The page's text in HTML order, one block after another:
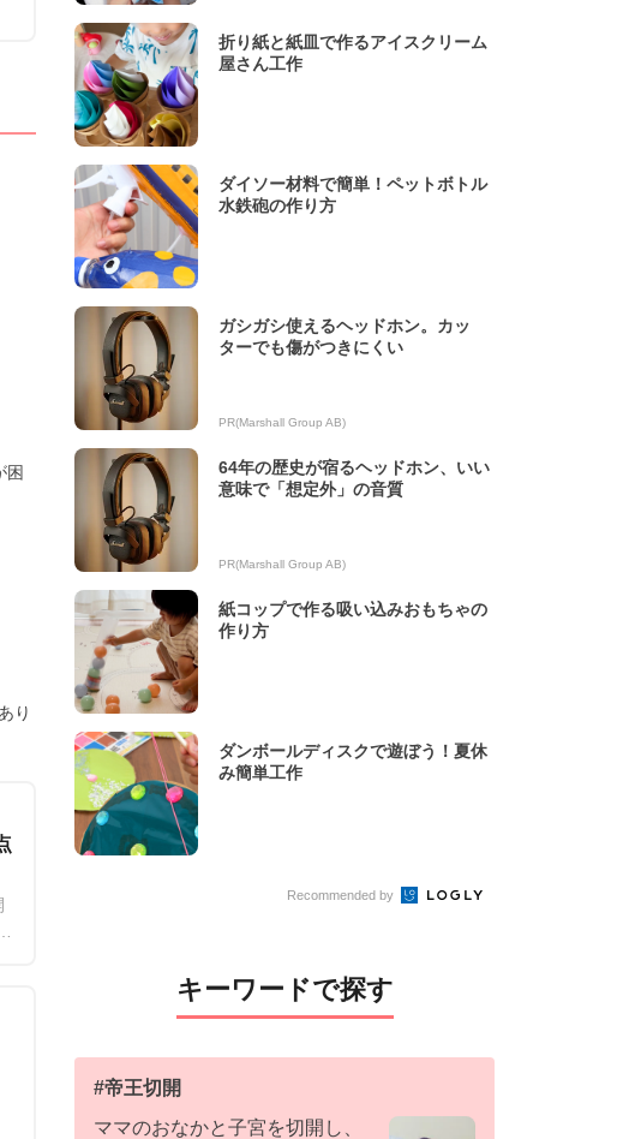
困
り
折り紙と紙皿で作るアイスクリーム
屋さん工作
ダイソー材料で簡単！ペットボトル
水鉄砲の作り方
ガシガシ使えるヘッドホン。カッ
ターでも傷がつきにくい
PR(Marshall Group AB)
64年の歴史が宿るヘッドホン、いい
意味で「想定外」の音質
PR(Marshall Group AB)
紙コップで作る吸い込みおもちゃの
作り方
ダンボールディスクで遊ぼう！夏休
み簡単工作
Recommended by
キーワードで探す
#帝王切開
ママのおなかと子宮を切開し、